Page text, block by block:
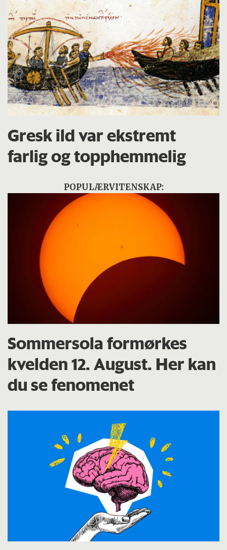
Gresk ild var ekstremt
farlig og topphemmelig
POPULÆRVITENSKAP:
Sommersola formørkes
kvelden 12. August. Her kan
du se fenomenet